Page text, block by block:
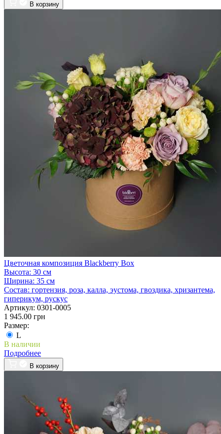
В корзину
Цветочная композиция Blackberry Box
Высота: 30 см
Ширина: 35 см
Состав: гортензия, роза, калла, эустома, гвоздика, хризантема,
гиперикум, рускус
Артикул: 0301-0005
1 945.00 грн
Размер:
L
В наличии
Подробнее
В корзину